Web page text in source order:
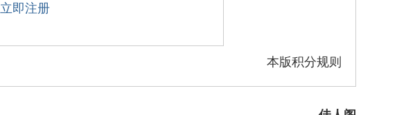
立即注册
本版积分规则